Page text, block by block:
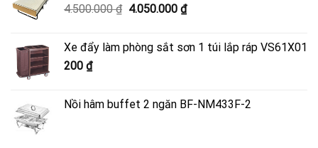
4.500.000₫ Giá
4.500.000 ₫.
4.050.000 ₫Giá
là:
Xe đẩy làm phòng sắt sơn 1 túi lắp ráp VS61X01
200 ₫
Nồi hâm buffet 2 ngăn BF-NM433F-2